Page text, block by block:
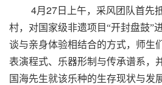
4月 27日上午，采风团队首先
村，对国家级非遗项目“开封盘鼓”
谈与亲身体验相结合的方式，师生
表演程式、乐器形制与传承谱系，
国海先生就该乐种的生存现状与发